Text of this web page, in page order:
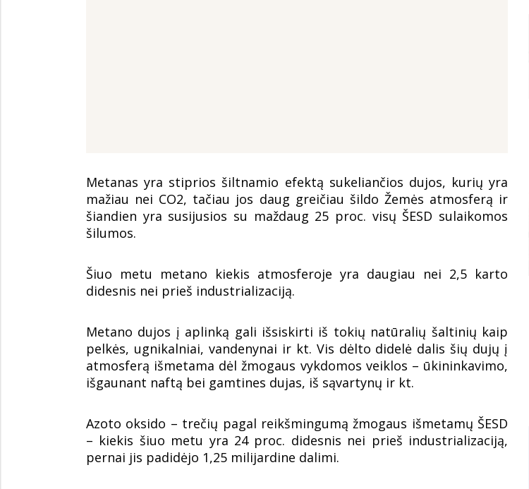
Metanas yra stiprios šiltnamio efektą sukeliančios dujos, kurių yra
mažiau nei CO2, tačiau jos daug greičiau šildo Žemės atmosferą ir
šiandien yra susijusios su maždaug 25 proc. visų ŠESD sulaikomos
šilumos.
Šiuo metu metano kiekis atmosferoje yra daugiau nei 2,5 karto
didesnis nei prieš industrializaciją.
Metano dujos į aplinką gali išsiskirti iš tokių natūralių šaltinių kaip
pelkės, ugnikalniai, vandenynai ir kt. Vis dėlto didelė dalis šių dujų į
atmosferą išmetama dėl žmogaus vykdomos veiklos – ūkininkavimo,
išgaunant naftą bei gamtines dujas, iš sąvartynų ir kt.
Azoto oksido – trečių pagal reikšmingumą žmogaus išmetamų ŠESD
– kiekis šiuo metu yra 24 proc. didesnis nei prieš industrializaciją,
pernai jis padidėjo 1,25 milijardine dalimi.